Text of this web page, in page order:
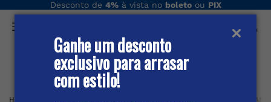
Ganhe um desconto
exclusivo para arrasar
com estilo!
Desconto de 4%à vista no boletoou PIX
O que você procura hoje?
Home